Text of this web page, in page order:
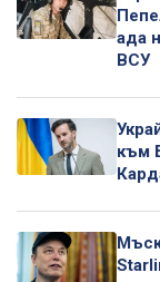
ада
ВСУ
към